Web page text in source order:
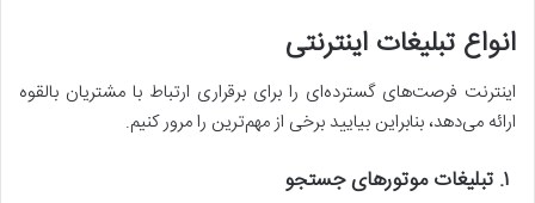
انواع تبلیغات اینترنتی
اینترنت فرصت‌های گسترده‌ای را برای برقراری ارتباط با مشتریان بالقوه
ارائه می‌دهد، بنابراین بیایید برخی از مهم‌ترین را مرور کنیم.
۱. تبلیغات موتورهای جستجو